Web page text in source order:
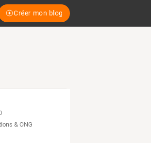
Créer mon blog
& ONG